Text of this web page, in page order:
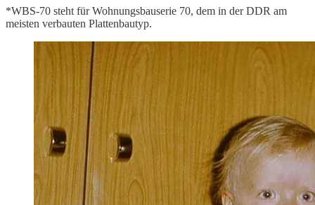
*WBS-70 steht für Wohnungsbauserie 70, dem in der DDR am
meisten verbauten Plattenbautyp.